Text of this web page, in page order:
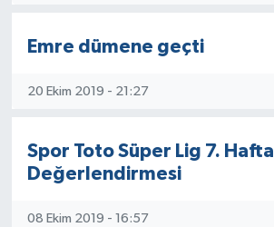
Emre dümene geçti
20 Ekim 2019 - 21:27
Spor Toto Süper Lig 7. Hafta
Değerlendirmesi
08 Ekim 2019 - 16:57